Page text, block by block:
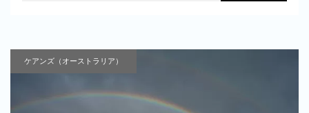
ケアンズ（オーストラリア）